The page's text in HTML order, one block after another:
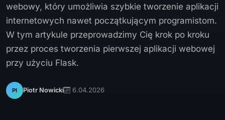
webowy, który umożliwia szybkie tworzenie aplikacji
internetowych nawet początkującym programistom.
W tym artykule przeprowadzimy Cię krok po kroku
przez proces tworzenia pierwszej aplikacji webowej
przy użyciu Flask.
PI Piotr Nowicki 6.04.2026